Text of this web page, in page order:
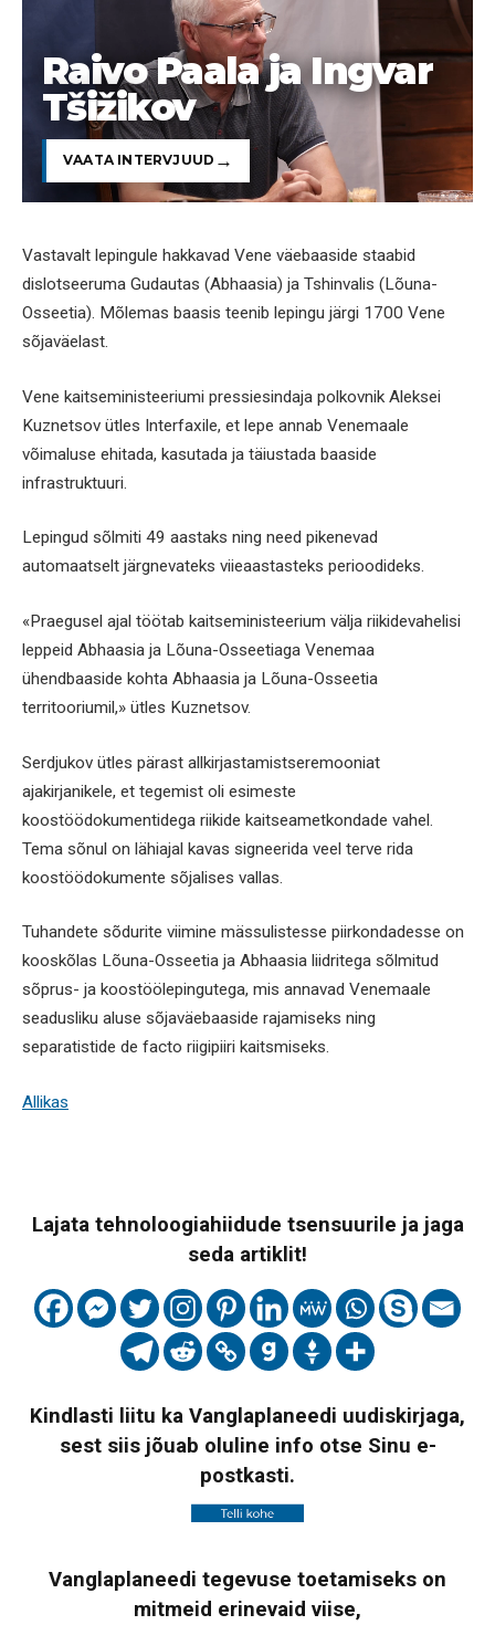
Raivo Paala ja Ingvar
Tšižikov
VAATA INTERVJUUD
Vastavalt lepingule hakkavad Vene väebaaside staabid
dislotseeruma Gudautas (Abhaasia) ja Tshinvalis (Lõuna-
Osseetia). Mõlemas baasis teenib lepingu järgi 1700 Vene
sõjaväelast.
Vene kaitseministeeriumi pressiesindaja polkovnik Aleksei
Kuznetsov ütles Interfaxile, et lepe annab Venemaale
võimaluse ehitada, kasutada ja täiustada baaside
infrastruktuuri.
Lepingud sõlmiti 49 aastaks ning need pikenevad
automaatselt järgnevateks viieaastasteks perioodideks.
«Praegusel ajal töötab kaitseministeerium välja riikidevahelisi
leppeid Abhaasia ja Lõuna-Osseetiaga Venemaa
ühendbaaside kohta Abhaasia ja Lõuna-Osseetia
territooriumil,» ütles Kuznetsov.
Serdjukov ütles pärast allkirjastamistseremooniat
ajakirjanikele, et tegemist oli esimeste
koostöödokumentidega riikide kaitseametkondade vahel.
Tema sõnul on lähiajal kavas signeerida veel terve rida
koostöödokumente sõjalises vallas.
Tuhandete sõdurite viimine mässulistesse piirkondadesse on
kooskõlas Lõuna-Osseetia ja Abhaasia liidritega sõlmitud
sõprus- ja koostöölepingutega, mis annavad Venemaale
seadusliku aluse sõjaväebaaside rajamiseks ning
separatistide de facto riigipiiri kaitsmiseks.
Allikas
Lajata tehnoloogiahiidude tsensuurile ja jaga
seda artiklit!
Kindlasti liitu ka Vanglaplaneedi uudiskirjaga,
sest siis jõuab oluline info otse Sinu e-
postkasti.
Vanglaplaneedi tegevuse toetamiseks on
mitmeid erinevaid viise,